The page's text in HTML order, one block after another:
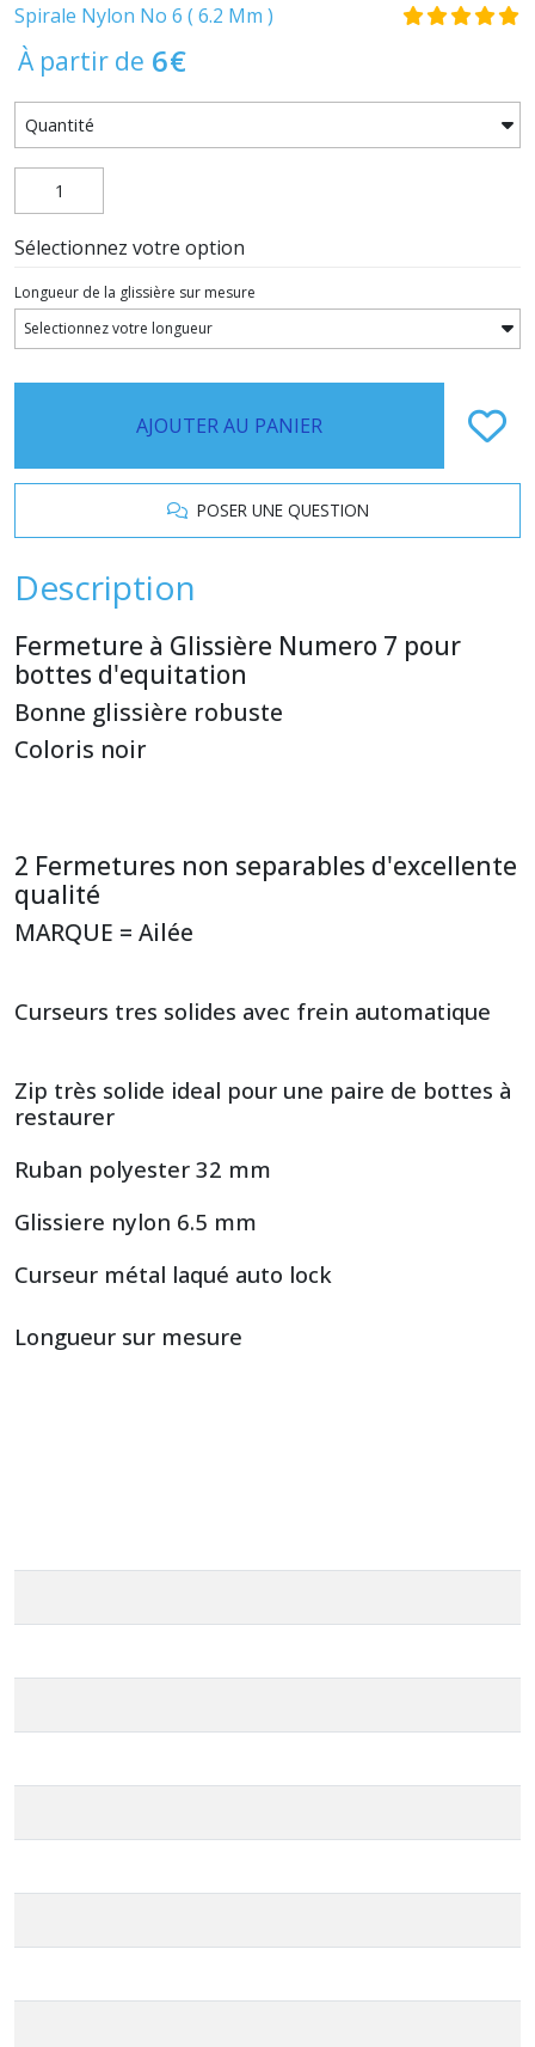
Spirale Nylon No 6 ( 6.2 Mm )
À partir de 6€
Sélectionnez votre option
Longueur de la glissière sur mesure
AJOUTER AU PANIER
POSER UNE QUESTION
Description
Fermeture à Glissière Numero 7 pour
bottes d'equitation
Bonne glissière robuste
Coloris noir
2 Fermetures non separables d'excellente
qualité
MARQUE = Ailée
Curseurs tres solides avec frein automatique
Zip très solide ideal pour une paire de bottes à
restaurer
Ruban polyester 32 mm
Glissiere nylon 6.5 mm
Curseur métal laqué auto lock
Longueur sur mesure